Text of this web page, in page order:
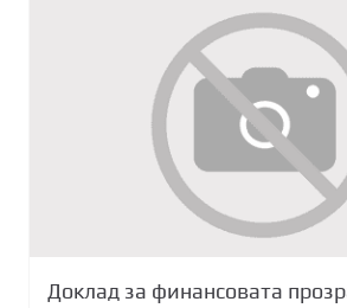
Доклад за финансовата